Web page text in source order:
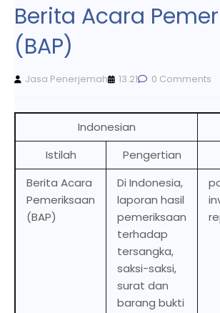
Berita Acara
(BAP)
Jasa Penerjemah 13.21 0 Comments
Indonesian
Istilah
Pengertian
Berita Acara
Pemeriksaan
(BAP)
Di Indonesia,
laporan hasil
pemeriksaan
terhadap
tersangka,
saksi-saksi,
surat dan
barang bukti